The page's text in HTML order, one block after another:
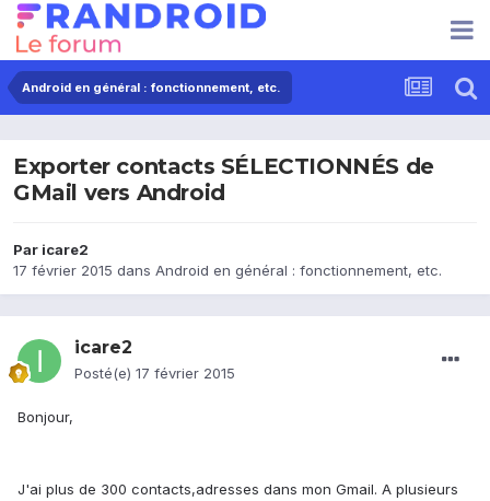
Android en général : fonctionnement, etc.
Exporter contacts SÉLECTIONNÉS de
GMail vers Android
Par icare2
17 février 2015 dans Android en général : fonctionnement, etc.
icare2
Posté(e) 17 février 2015
Bonjour,
J'ai plus de 300 contacts,adresses dans mon Gmail. A plusieurs